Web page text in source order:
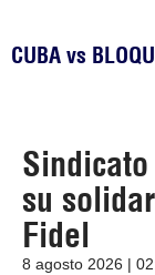
CUBA vs
su
Fidel
8 agosto 2026 |